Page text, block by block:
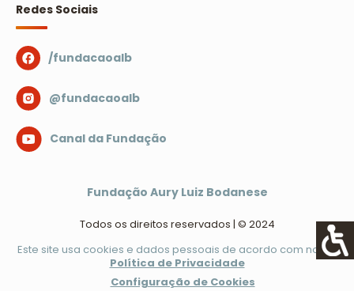
Redes Sociais
/fundacaoalb
@fundacaoalb
Canal da Fundação
Fundação Aury Luiz Bodanese
Todos os direitos reservados | © 2024
Este site usa cookies e dados pessoais de acordo com nossa
Política de Privacidade
Configuração de Cookies